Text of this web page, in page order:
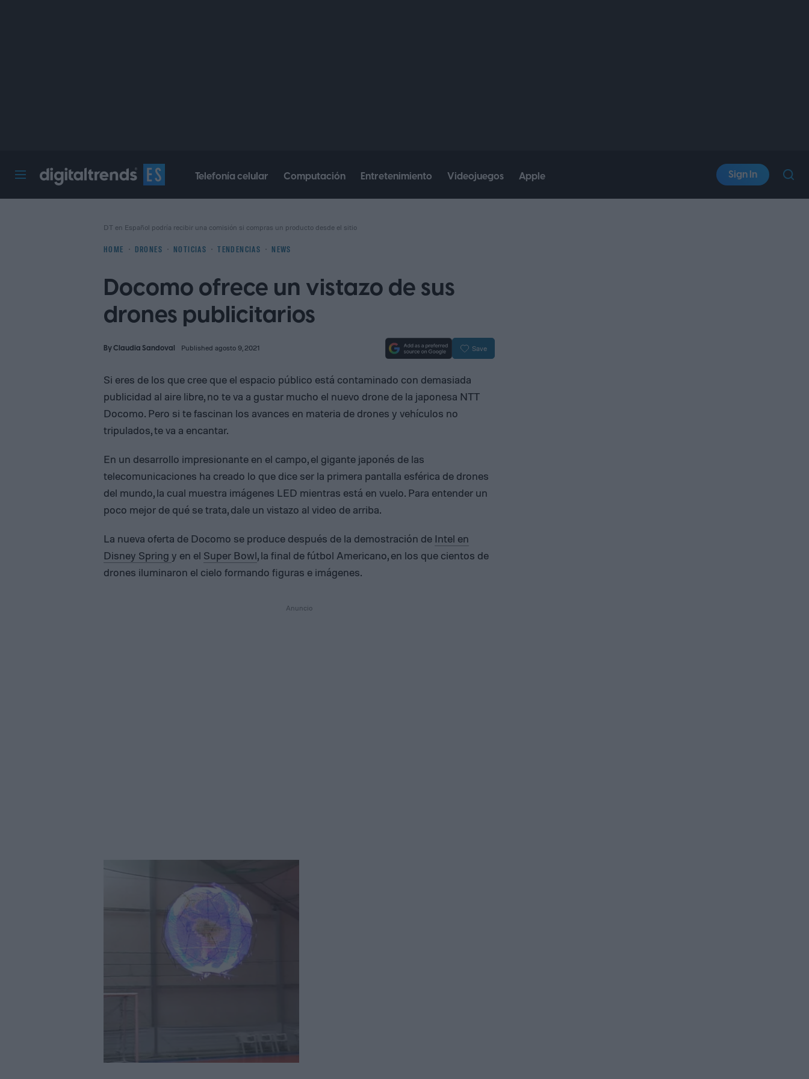
Telefonía celular Computación Entretenimiento Videojuegos Apple Sign In
HOME DRONES NOTICIAS TENDENCIAS NEWS
DT en Español podría recibir una comisión si compras un producto desde el sitio
Docomo ofrece un vistazo de sus
drones publicitarios
ByClaudia Sandoval Published agosto 9, 2021 Save
Si eres de los que cree que el espacio público está contaminado con demasiada
publicidad al aire libre, no te va a gustar mucho el nuevo drone de la japonesa NTT
Docomo. Pero si te fascinan los avances en materia de drones y vehículos no
tripulados, te va a encantar.
En un desarrollo impresionante en el campo, el gigante japonés de las
telecomunicaciones ha creado lo que dice ser la primera pantalla esférica de drones
del mundo, la cual muestra imágenes LED mientras está en vuelo. Para entender un
poco mejor de qué se trata, dale un vistazo al video de arriba.
La nueva oferta de Docomo se produce después de la demostración de Intel en
Disney Spring y en el Super Bowl, la final de fútbol Americano, en los que cientos de
drones iluminaron el cielo formando figuras e imágenes.